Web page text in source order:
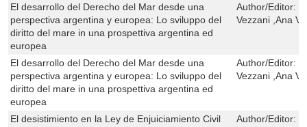
El desarrollo del Derecho del Mar desde una
perspectiva argentina y europea: Lo sviluppo del
diritto del mare in una prospettiva argentina ed
europea
Author/Editor:
Vezzani ,Ana
El desarrollo del Derecho del Mar desde una
perspectiva argentina y europea: Lo sviluppo del
diritto del mare in una prospettiva argentina ed
europea
Author/Editor:
Vezzani ,Ana
El desistimiento en la Ley de Enjuiciamiento Civil Author/Editor: